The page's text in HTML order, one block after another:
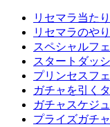
リセマラ当た
リセマラのや
スペシャルフ
スタートダッ
プリンセスフ
ガチャを引く
ガチャスケジ
プライズガチ